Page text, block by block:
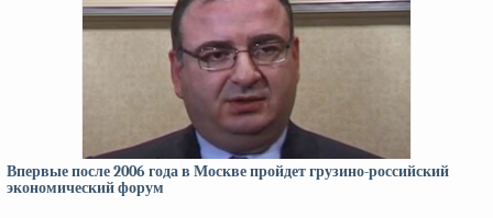
Впервые после 2006 года в Москве пройдет грузино-российский
экономический форум